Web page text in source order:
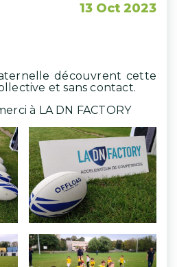
13 Oct 2023
découvrent cette
et sans contact.
à LA DN FACTORY